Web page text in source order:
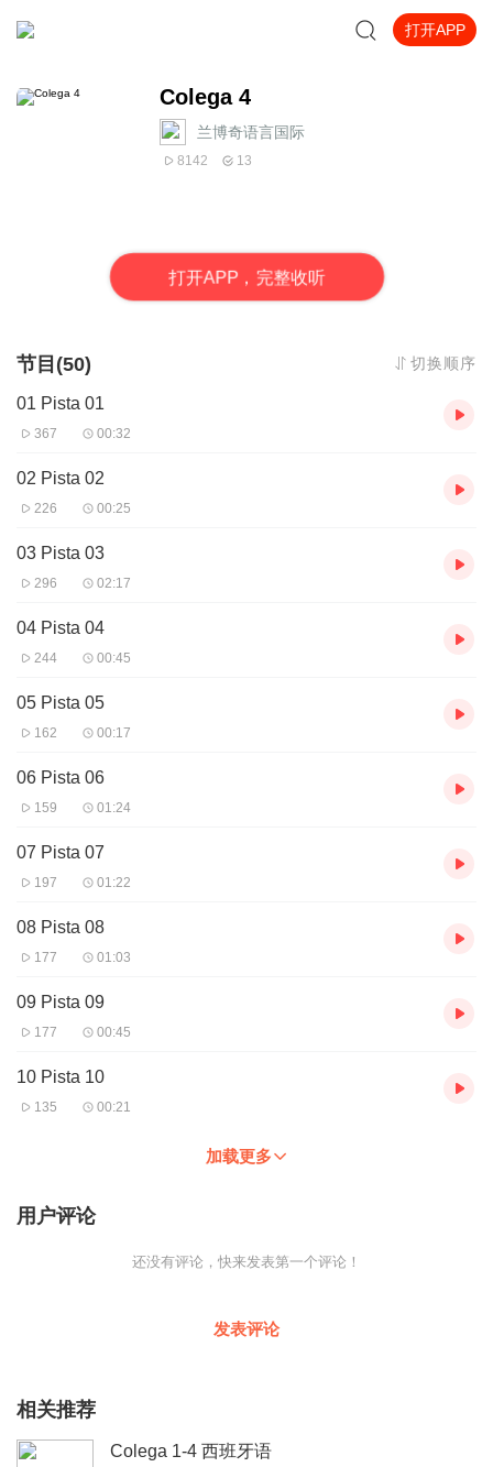
打开APP
Colega 4
兰博奇语言国际
8142 13
打开APP，完整收听
节目(50) 切换顺序
01 Pista 01
367 00:32
02 Pista 02
226 00:25
03 Pista 03
296 02:17
04 Pista 04
244 00:45
05 Pista 05
162 00:17
06 Pista 06
159 01:24
07 Pista 07
197 01:22
08 Pista 08
177 01:03
09 Pista 09
177 00:45
10 Pista 10
135 00:21
加载更多
用户评论
还没有评论，快来发表第一个评论！
发表评论
相关推荐
Colega 1-4 西班牙语